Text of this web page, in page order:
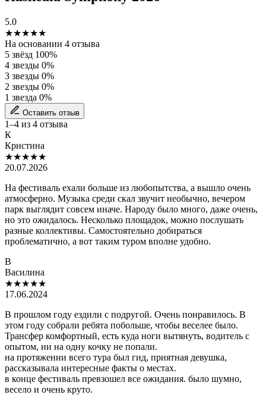
5.0
★★★★★
На основании 4 отзыва
5 звёзд 100%
4 звезды 0%
3 звезды 0%
2 звезды 0%
1 звезда 0%
Оставить отзыв
1–4 из 4 отзыва
К
Кристина
★★★★★
20.07.2026
На фестиваль ехали больше из любопытства, а вышло очень
атмосферно. Музыка среди скал звучит необычно, вечером
парк выглядит совсем иначе. Народу было много, даже очень,
но это ожидалось. Несколько площадок, можно послушать
разные коллективы. Самостоятельно добираться
проблематично, а вот таким туром вполне удобно.
В
Василина
★★★★★
17.06.2024
В прошлом году ездили с подругой. Очень понравилось. В
этом году собрали ребята побольше, чтобы веселее было.
Трансфер комфортный, есть куда ноги вытянуть, водитель с
опытом, ни на одну кочку не попали.
на протяжении всего тура был гид, приятная девушка,
рассказывала интересные факты о местах.
в конце фестиваль превзошел все ожидания. было шумно,
весело и очень круто.